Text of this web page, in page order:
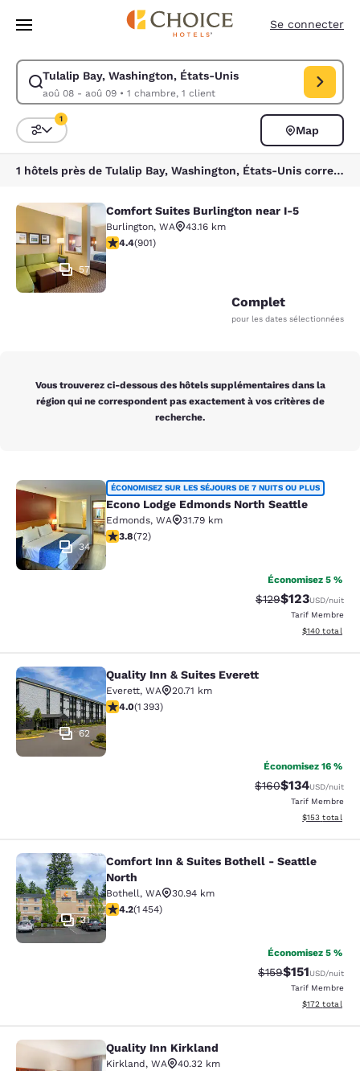
Sauter à Contenu Principal
Se connecter
Tulalip Bay, Washington, États-Unis
aoû 08 - aoû 09• 1 chambre, 1 client
Modifier la recherche pour Tulalip Bay, Washington, États-Unis. Date
Triez et filtrez
1
Map
1 hôtels près de Tulalip Bay, Washington, États-Unis correspondent à vos filtres
Comfort Suites Burlington near I-5
57
Comfort Suites Burlington near I-5
Burlington, WA
43.16 km
4.4 étoiles. Excellent. 901 commentaires
4.4(901)
Complet
pour les dates sélectionnées
Vous trouverez ci-dessous des hôtels supplémentaires dans la
région qui ne correspondent pas exactement à vos critères de
recherche.
Econo Lodge Edmonds North
34
ÉCONOMISEZ SUR LES SÉJOURS DE 7 NUITS OU PLUS
Econo Lodge Edmonds North Seattle
Edmonds, WA
31.79 km
3.82 étoiles. Bien. 72 commentaires
3.8(72)
Économisez 5 %
Tarif barré :
$129Tarif réduit :
$123USD/nuit
Tarif Membre
Afficher les
$140 total
Quality Inn & Suites Everett
62
Quality Inn & Suites Everett
Everett, WA
20.71 km
3.98 étoiles. Bien. 1393 commentaires
4.0(1 393)
Économisez 16 %
Tarif barré :
$160Tarif réduit :
$134USD/nuit
Tarif Membre
Afficher les
$153 total
Comfort Inn & Suites Bothell -
31
Comfort Inn & Suites Bothell - Seattle
North
Bothell, WA
30.94 km
4.17 étoiles. Très Bien. 1454 commentaires
4.2(1 454)
Économisez 5 %
Tarif barré :
$159Tarif réduit :
$151USD/nuit
Tarif Membre
Afficher les
$172 total
Quality Inn Kirkland
Quality Inn Kirkland
Kirkland, WA
40.32 km